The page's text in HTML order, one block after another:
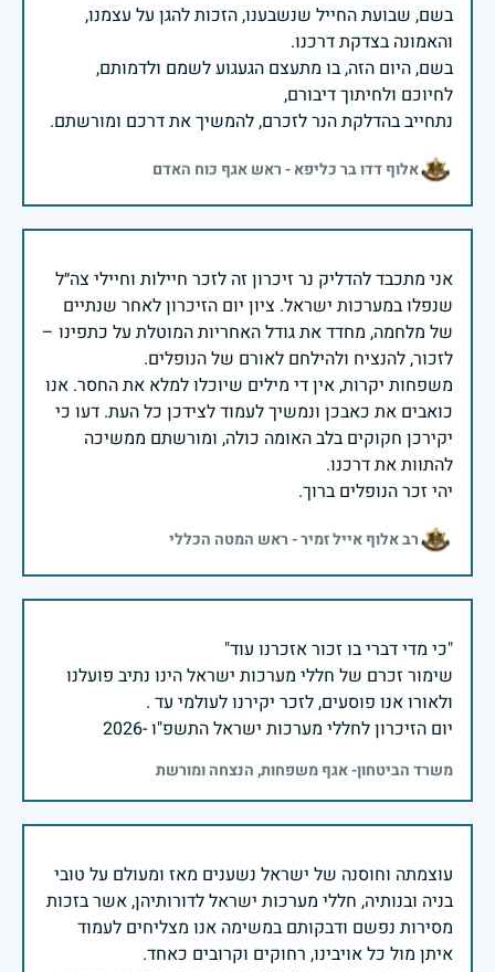
בשם, שבועת החייל שנשבענו, הזכות להגן על עצמנו,
בשם, היום הזה, בו מתעצם הגעגוע לשמם ולדמותם,
נתחייב בהדלקת הנר לזכרם, להמשיך את דרכם ומורשתם.
אלוף דדו בר כליפא - ראש אגף כוח האדם
אני מתכבד להדליק נר זיכרון זה לזכר חיילות וחיילי צה״ל
שנפלו במערכות ישראל. ציון יום הזיכרון לאחר שנתיים
של מלחמה, מחדד את גודל האחריות המוטלת על כתפינו –
משפחות יקרות, אין די מילים שיוכלו למלא את החסר. אנו
כואבים את כאבכן ונמשיך לעמוד לצידכן כל העת. דעו כי
יקירכן חקוקים בלב האומה כולה, ומורשתם ממשיכה
יהי זכר הנופלים ברוך.
רב אלוף אייל זמיר - ראש המטה הכללי
שימור זכרם של חללי מערכות ישראל הינו נתיב פועלנו
יום הזיכרון לחללי מערכות ישראל התשפ"ו -2026
משרד הביטחון- אגף משפחות, הנצחה ומורשת
עוצמתה וחוסנה של ישראל נשענים מאז ומעולם על טובי
בניה ובנותיה, חללי מערכות ישראל לדורותיהן, אשר בזכות
מסירות נפשם ודבקותם במשימה אנו מצליחים לעמוד